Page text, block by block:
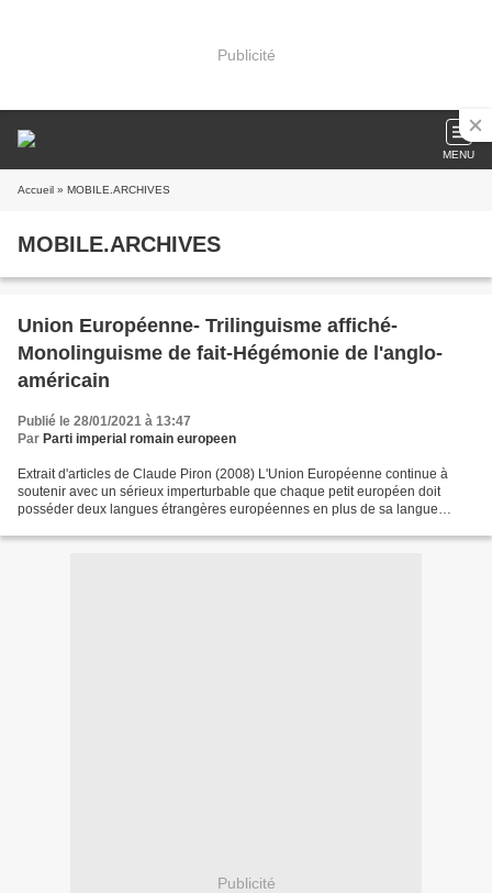
Publicité
MENU
Accueil » MOBILE.ARCHIVES
MOBILE.ARCHIVES
Union Européenne- Trilinguisme affiché-
Monolinguisme de fait-Hégémonie de l'anglo-
américain
Publié le 28/01/2021 à 13:47
Par Parti imperial romain europeen
Extrait d'articles de Claude Piron (2008) L'Union Européenne continue à
soutenir avec un sérieux imperturbable que chaque petit européen doit
posséder deux langues étrangères européennes en plus de sa langue
Publicité